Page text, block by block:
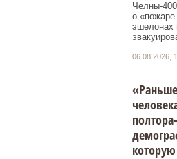
Челны-
о «пожаре
эшелонах
06.08.2026,